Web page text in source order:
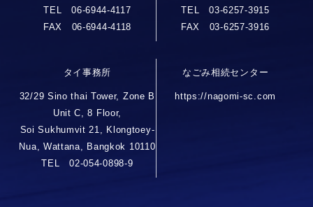
TEL 06-6944-4117
FAX 06-6944-4118
TEL 03-6257-3915
FAX 03-6257-3916
タイ事務所
32/29 Sino thai Tower, Zone B
Unit C, 8 Floor,
Soi Sukhumvit 21, Klongtoey-
Nua, Wattana, Bangkok 10110
TEL 02-054-0898-9
なごみ相続センター
https://nagomi-sc.com